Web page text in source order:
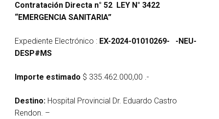
Contratación Directa n° 52 LEY N° 3422
“EMERGENCIA SANITARIA”
Expediente Electrónico : EX-2024-01010269- -NEU-
DESP#MS
Importe estimado $ 335.462.000,00 .-
Destino: Hospital Provincial Dr. Eduardo Castro
Rendon. –